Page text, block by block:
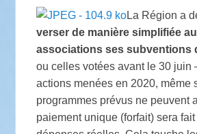
La Région a
verser de manière simplifiée
associations ses subventions
ou celles votées avant le 30 juin
actions menées en 2020, même
programmes prévus ne peuvent
paiement unique (forfait) sera